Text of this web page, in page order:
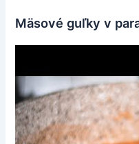
Mäsové guľky v